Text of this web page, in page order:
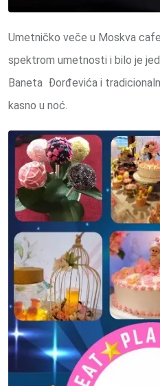
Umetničko veče u Moskva
spektrom umetnosti i bilo je
Baneta Đorđevića i
kasno u noć.